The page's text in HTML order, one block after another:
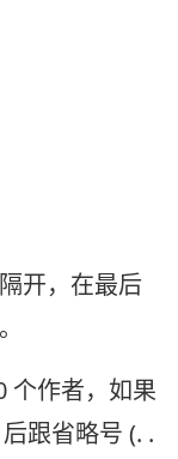
开，在最后
个作者，如果
跟省略号 (. .